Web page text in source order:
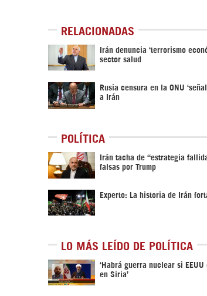
RELACIONADAS
Irán denuncia ‘terrorismo
sector salud
Rusia censura en la ONU
a Irán
POLÍTICA
Irán tacha de “estrategia
falsas por Trump
Experto: La historia de Irán
LO MÁS LEÍDO DE POLÍTICA
‎‘Habrá guerra nuclear si
en Siria’‎